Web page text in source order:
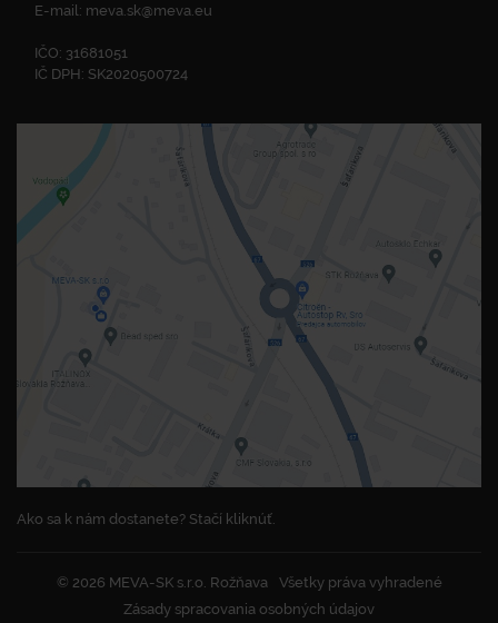
E-mail: meva.sk@meva.eu
IČO: 31681051
IČ DPH: SK2020500724
Ako sa k nám dostanete? Stačí kliknúť.
© 2026 MEVA-SK s.r.o. Rožňava
Všetky práva vyhradené
Zásady spracovania osobných údajov